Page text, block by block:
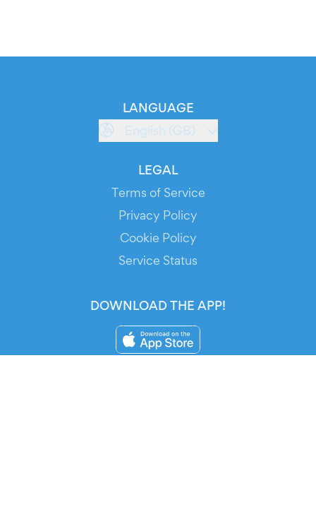
LANGUAGE
English (GB)
LEGAL
Terms of Service
Privacy Policy
Cookie Policy
Service Status
DOWNLOAD THE APP!